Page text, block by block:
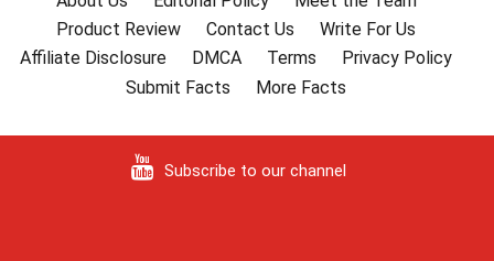
Product Review
Contact Us
Write For Us
Affiliate Disclosure
DMCA Terms
Privacy Policy
Submit Facts
More Facts
Subscribe to our channel